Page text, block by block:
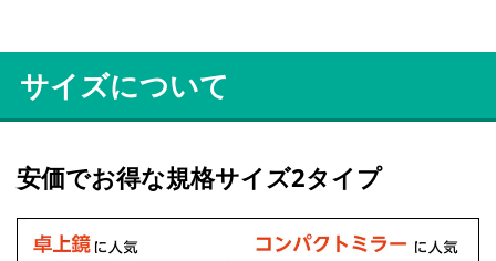
サイズについて
安価でお得な規格サイズ2タイプ